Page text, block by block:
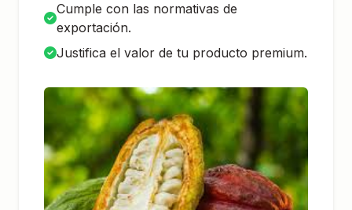
Cumple con las normativas de
exportación.
Justifica el valor de tu producto premium.